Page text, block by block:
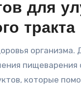
для
тракта
которые